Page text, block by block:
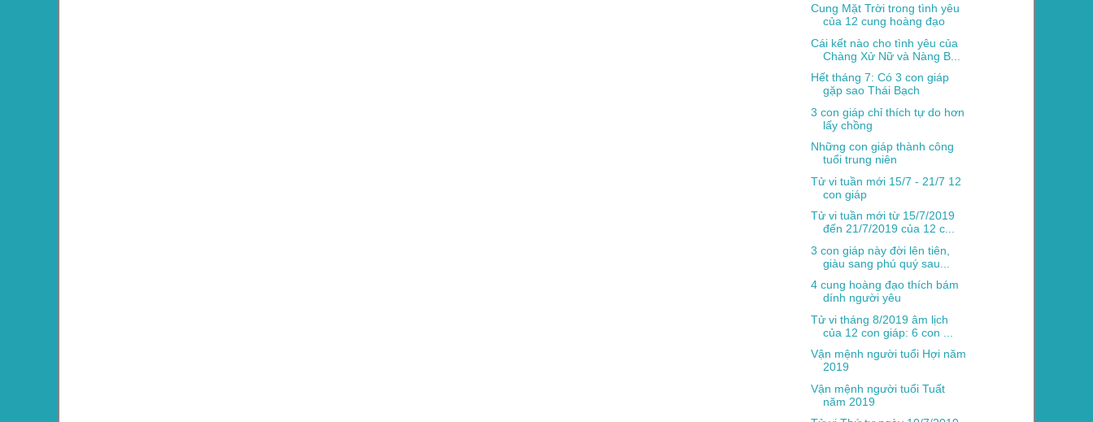
Cung Mặt Trời trong tình yêu
của 12 cung hoàng đạo
Cái kết nào cho tình yêu của
Chàng Xử Nữ và Nàng B...
Hết tháng 7: Có 3 con giáp
gặp sao Thái Bạch
3 con giáp chỉ thích tự do hơn
lấy chồng
Những con giáp thành công
tuổi trung niên
Tử vi tuần mới 15/7 - 21/7 12
con giáp
Tử vi tuần mới từ 15/7/2019
đến 21/7/2019 của 12 c...
3 con giáp này đời lên tiên,
giàu sang phú quý sau...
4 cung hoàng đạo thích bám
dính người yêu
Tử vi tháng 8/2019 âm lịch
của 12 con giáp: 6 con ...
Vận mệnh người tuổi Hợi năm
2019
Vận mệnh người tuổi Tuất
năm 2019